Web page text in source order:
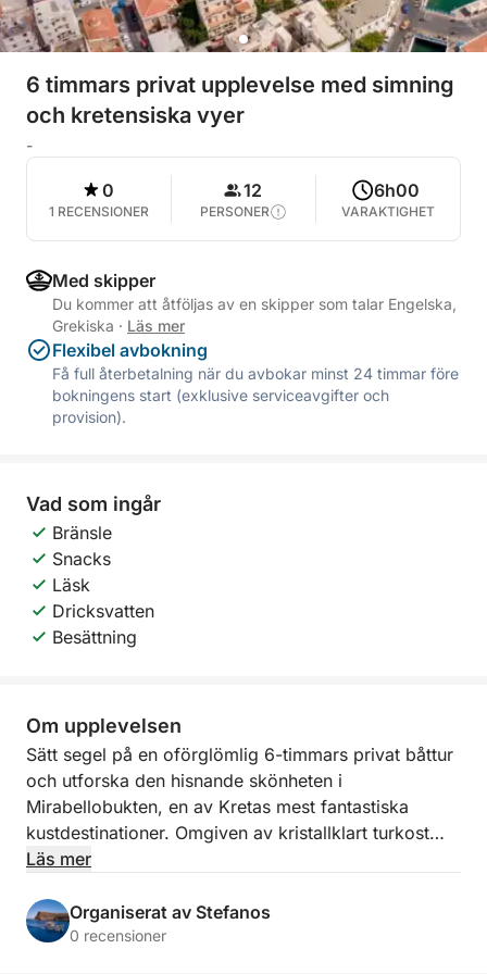
6 timmars privat upplevelse med simning
och kretensiska vyer
-
0
1 RECENSIONER
12
PERSONER
6h00
VARAKTIGHET
Med skipper
Du kommer att åtföljas av en skipper som talar Engelska,
Grekiska · Läs mer
Flexibel avbokning
Få full återbetalning när du avbokar minst 24 timmar före
bokningens start (exklusive serviceavgifter och
provision).
Vad som ingår
Bränsle
Snacks
Läsk
Dricksvatten
Besättning
Om upplevelsen
Sätt segel på en oförglömlig 6-timmars privat båttur
och utforska den hisnande skönheten i
Mirabellobukten, en av Kretas mest fantastiska
kustdestinationer. Omgiven av kristallklart turkost
vatten, dramatiska landskap och dolda pärlor som
upplevelse den perfekta kombinationen av
avkoppling, äventyr och naturlig skönhet.
Läs mer
Organiserat av Stefanos
0 recensioner